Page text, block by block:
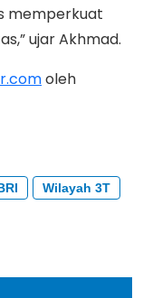
memperkuat
ujar Akhmad.
oleh
Wilayah 3T